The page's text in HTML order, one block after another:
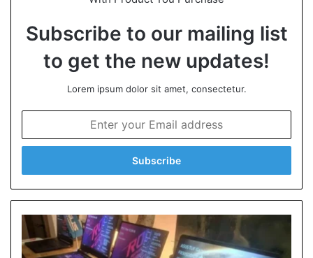
Subscribe to our mailing list
to get the new updates!
Lorem ipsum dolor sit amet, consectetur.
t
r
y
u
E